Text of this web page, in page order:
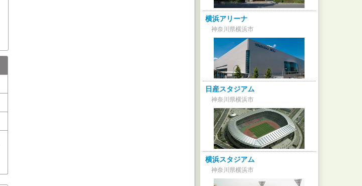
横浜アリーナ
神奈川県横浜市
日産スタジアム
神奈川県横浜市
横浜スタジアム
神奈川県横浜市